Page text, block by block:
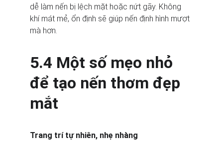
dễ làm nến bị lệch mặt hoặc nứt gãy. Không
khí mát mẻ, ổn định sẽ giúp nến định hình mượt
mà hơn.
5.4 Một số mẹo nhỏ
để tạo nến thơm đẹp
mắt
Trang trí tự nhiên, nhẹ nhàng